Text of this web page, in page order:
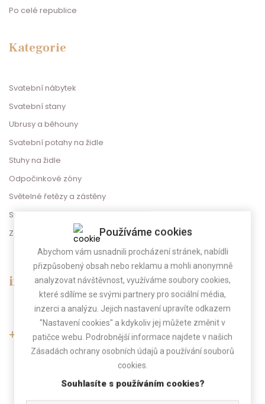
Po celé republice
Kategorie
Svatební nábytek
Svatební stany
Ubrusy a běhouny
Svatební potahy na židle
Stuhy na židle
Odpočinkové zóny
Světelné řetězy a zástěny
Svatební dekorace
Zábava na svatbu
info@gregorevent.cz
+420 775 025 800
Abychom vám usnadnili procházení stránek, nabídli
přizpůsobený obsah nebo reklamu a mohli anonymně
analyzovat návštěvnost, využíváme soubory cookies,
které sdílíme se svými partnery pro sociální média,
inzerci a analýzu. Jejich nastavení upravíte odkazem
"Nastavení cookies" a kdykoliv jej můžete změnit v
patičce webu. Podrobnější informace najdete v našich
Zásadách ochrany osobních údajů a používání souborů
cookies.